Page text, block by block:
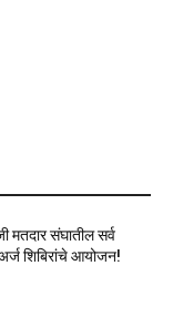
मतदार संघातील सर्व
शिबिरांचे आयोजन!